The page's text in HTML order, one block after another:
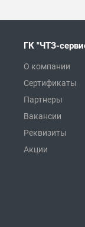
ГК "ЧТЗ-
О компании
Сертификаты
Партнеры
Вакансии
Реквизиты
Акции